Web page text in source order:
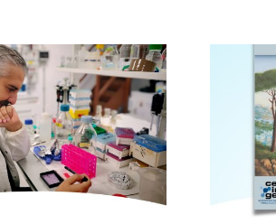
dalla ricerca
convegno
a Napoli